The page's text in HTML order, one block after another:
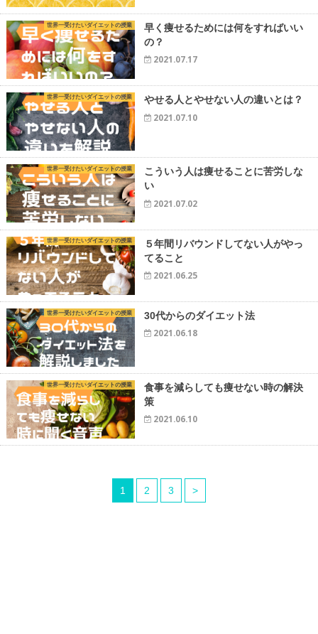
世界一受けたいダイエットの授業
早く痩せるためには何をすればいい
の？
2021.07.17
世界一受けたいダイエットの授業
やせる人とやせない人の違いとは？
2021.07.10
世界一受けたいダイエットの授業
こういう人は痩せることに苦労しな
い
2021.07.02
世界一受けたいダイエットの授業
５年間リバウンドしてない人がやっ
てること
2021.06.25
世界一受けたいダイエットの授業
30代からのダイエット法
2021.06.18
世界一受けたいダイエットの授業
食事を減らしても痩せない時の解決
策
2021.06.10
1 2 3 >